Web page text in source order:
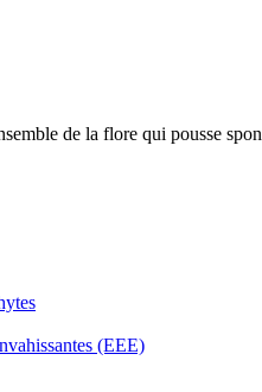
de la flore qui pousse
(EEE)